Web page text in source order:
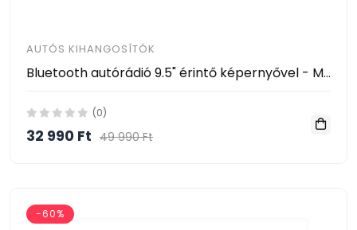
AUTÓS KIHANGOSÍTÓK
Bluetooth autórádió 9.5" érintő képernyővel - MirrorLink multimédiás rendszer
(0)
32 990 Ft 49 990 Ft
-60%